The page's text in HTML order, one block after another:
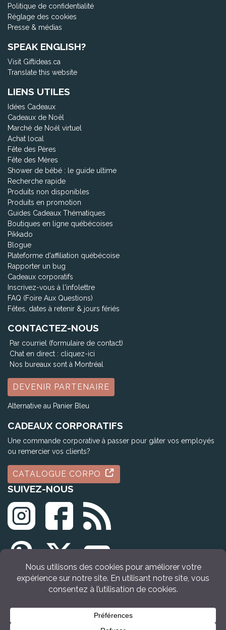
Politique de confidentialité
Réglage des cookies
Presse & médias
SPEAK ENGLISH?
Visit Giftideas.ca
Translate this website
LIENS UTILES
Idées Cadeaux
Cadeaux de Noël
Marché de Noël virtuel
Achat local
Fête des Pères
Fête des Mères
Shower de bébé : le guide ultime
Recherche rapide
Produits non disponibles
Produits en promotion
Guides Cadeaux Thématiques
Boutiques en ligne québécoises
Pikkado
Blogue
Plateforme d'affiliation québécoise
Rapporter un bug
Cadeaux corporatifs
Inscrivez-vous à l'infolettre
FAQ (Foire Aux Questions)
Fêtes, dates à retenir & jours fériés
CONTACTEZ-NOUS
Par courriel (formulaire de contact)
Chat en direct : cliquez-ici
Nos bureaux sont à Montréal
DEVENIR PARTENAIRE
Alternative au Panier Bleu
CADEAUX CORPORATIFS
Une commande corporative à passer pour gâter vos employés
ou remercier vos clients?
CATALOGUE CORPO
SUIVEZ-NOUS
© Tous droits réservés Idée Cadeau Québec (2009 - 2026)